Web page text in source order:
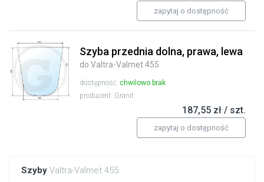
Szyby Valtra-Valmet 455
zapytaj o dostępność
Szyba przednia dolna, prawa, lewa
do Valtra-Valmet 455
dostępność: chwilowo brak
producent: Granit
187,55 zł / szt.
zapytaj o dostępność